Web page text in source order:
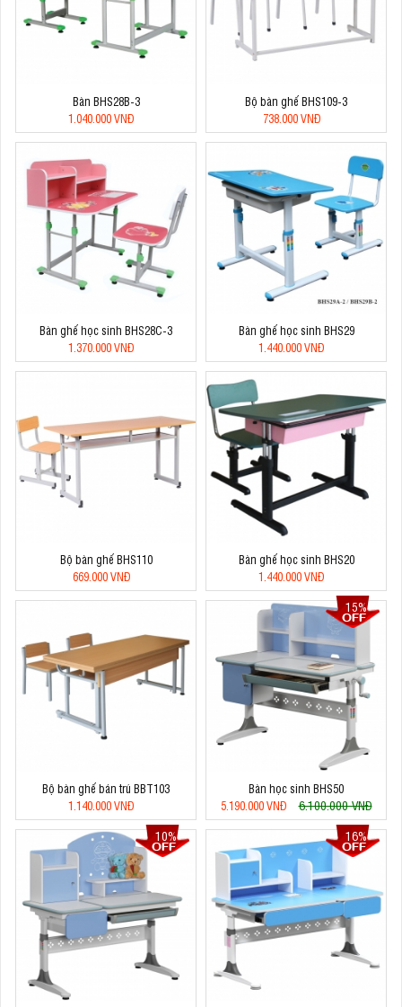
Bàn BHS28B-3
1.040.000 VNĐ
Bộ bàn ghế BHS109-3
738.000 VNĐ
Bàn ghế học sinh BHS28C-3
1.370.000 VNĐ
Bàn ghế học sinh BHS29
1.440.000 VNĐ
Bộ bàn ghế BHS110
669.000 VNĐ
Bàn ghế học sinh BHS20
1.440.000 VNĐ
Bộ bàn ghế bán trú BBT103
1.140.000 VNĐ
15%
Bàn học sinh BHS50
5.190.000 VNĐ
6.100.000 VNĐ
10%
16%